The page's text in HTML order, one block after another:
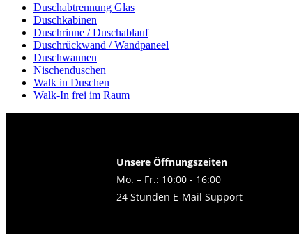
Duschabtrennung Glas
Duschkabinen
Duschrinne / Duschablauf
Duschrückwand / Wandpaneel
Duschwannen
Nischenduschen
Walk in Duschen
Walk-In frei im Raum
Unsere Öffnungszeiten
Mo. – Fr.: 10:00 - 16:00
24 Stunden E-Mail Support